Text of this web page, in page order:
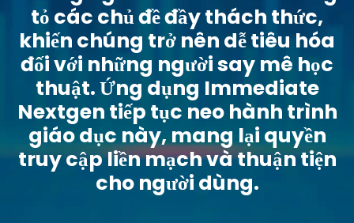
tỏ các chủ đề đầy thách thức,
khiến chúng trở nên dễ tiêu hóa
đối với những người say mê học
thuật. Ứng dụng Immediate
Nextgen tiếp tục neo hành trình
giáo dục này, mang lại quyền
truy cập liền mạch và thuận tiện
cho người dùng.